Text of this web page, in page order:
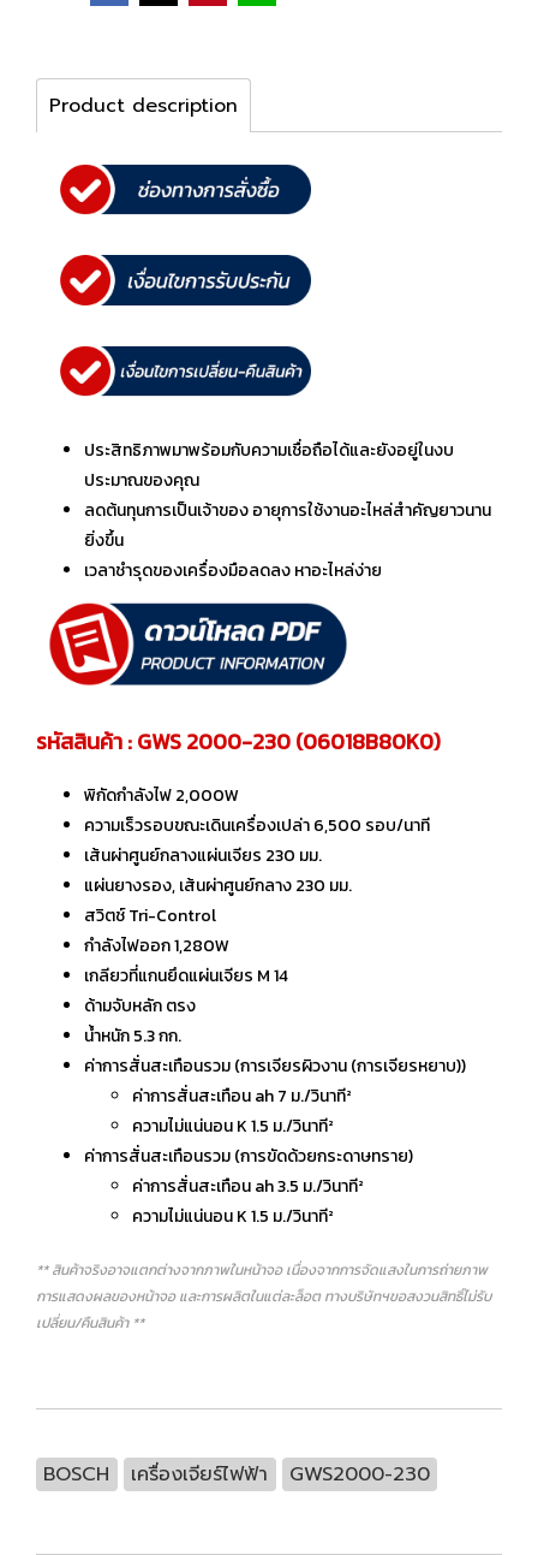
Product description
ประสิทธิภาพมาพร้อมกับความเชื่อถือได้และยังอยู่ในงบ
ประมาณของคุณ
ลดต้นทุนการเป็นเจ้าของ อายุการใช้งานอะไหล่สำคัญยาวนาน
ยิ่งขึ้น
เวลาชำรุดของเครื่องมือลดลง หาอะไหล่ง่าย
รหัสสินค้า : GWS 2000-230 (06018B80K0)
พิกัดกำลังไฟ 2,000W
ความเร็วรอบขณะเดินเครื่องเปล่า 6,500 รอบ/นาที
เส้นผ่าศูนย์กลางแผ่นเจียร 230 มม.
แผ่นยางรอง, เส้นผ่าศูนย์กลาง 230 มม.
สวิตช์ Tri-Control
กำลังไฟออก 1,280W
เกลียวที่แกนยึดแผ่นเจียร M 14
ด้ามจับหลัก ตรง
น้ำหนัก 5.3 กก.
ค่าการสั่นสะเทือนรวม (การเจียรผิวงาน (การเจียรหยาบ))
ค่าการสั่นสะเทือน ah 7 ม./วินาที²
ความไม่แน่นอน K 1.5 ม./วินาที²
ค่าการสั่นสะเทือนรวม (การขัดด้วยกระดาษทราย)
ค่าการสั่นสะเทือน ah 3.5 ม./วินาที²
ความไม่แน่นอน K 1.5 ม./วินาที²
** สินค้าจริงอาจแตกต่างจากภาพในหน้าจอ เนื่องจากการจัดแสงในการถ่ายภาพ
การแสดงผลของหน้าจอ และการผลิตในแต่ละล็อต ทางบริษัทฯขอสงวนสิทธิ์ไม่รับ
เปลี่ยน/คืนสินค้า **
BOSCH เครื่องเจียร์ไฟฟ้า GWS2000-230